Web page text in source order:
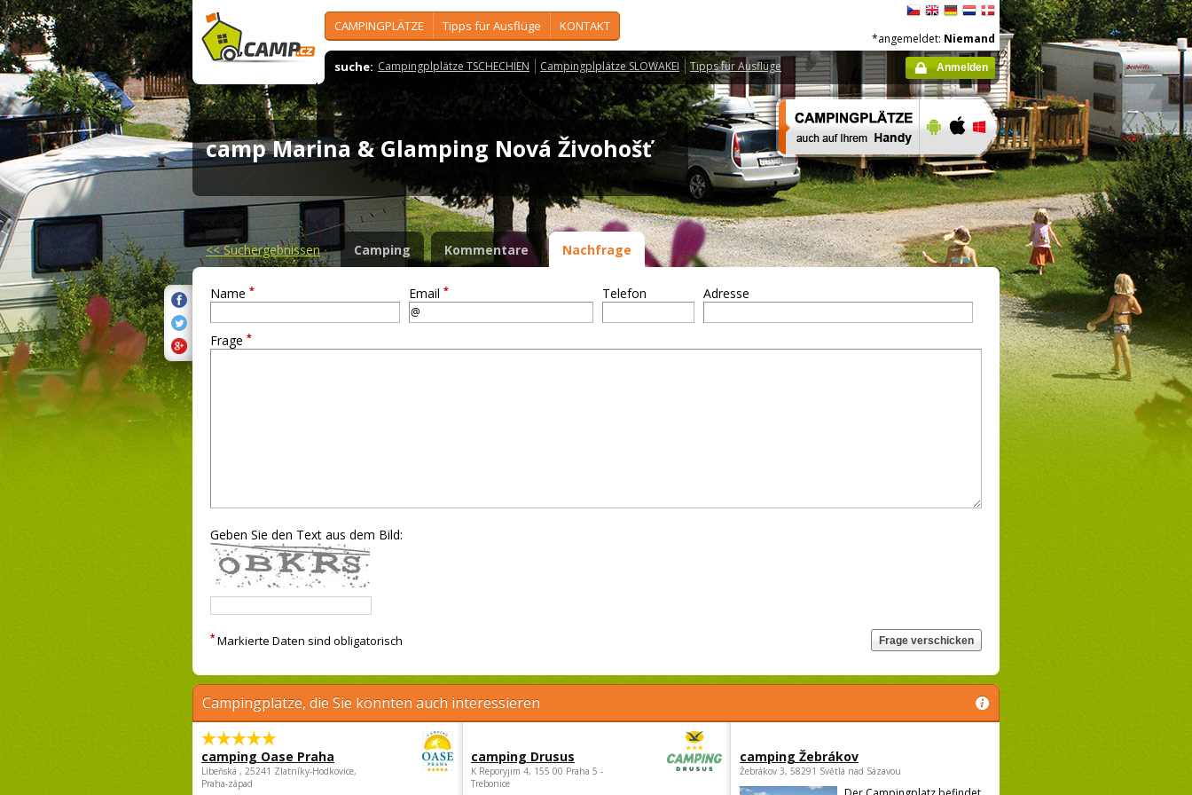
CAMPINGPLÄTZE Tipps für Ausflüge KONTAKT
suche: Campingplplätze TSCHECHIEN Campingplplätze SLOWAKEI Tipps für Ausflüge
*angemeldet: Niemand
Anmelden
camp Marina & Glamping Nová Živohošť
<<Suchergebnissen Camping Kommentare Nachfrage
Name * Email * Telefon Adresse
Frage *
Geben Sie den Text aus dem Bild:
* Markierte Daten sind obligatorisch
Campingplätze, die Sie könnten auch interessieren
camping Oase Praha
Libeňská , 25241 Zlatníky-Hodkovice,
Praha-západ
camping Drusus
K Reporyjim 4, 155 00 Praha 5 -
Trebonice
camping Žebrákov
Žebrákov 3, 58291 Světlá nad Sázavou